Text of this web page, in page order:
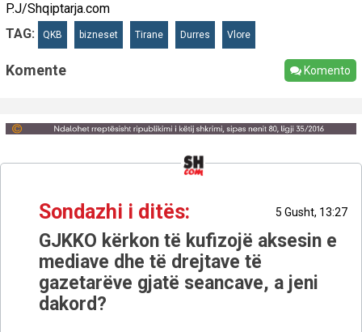
P.J/Shqiptarja.com
TAG:
QKB bizneset Tirane Durres Vlore
Komente Komento
Sondazhi i ditës: 5 Gusht, 13:27
GJKKO kërkon të kufizojë aksesin e
mediave dhe të drejtave të
gazetarëve gjatë seancave, a jeni
dakord?